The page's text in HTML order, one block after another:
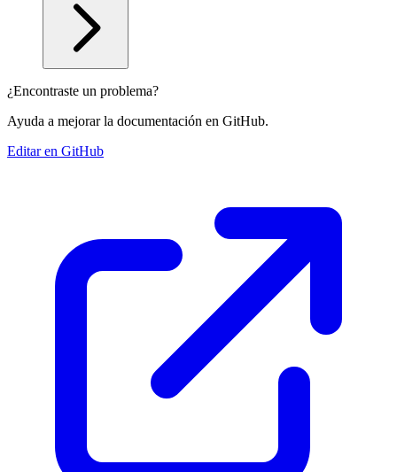
¿Encontraste un problema?
Ayuda a mejorar la documentación en GitHub.
Editar en GitHub